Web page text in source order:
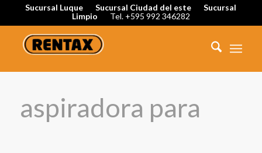
Sucursal Luque Sucursal Ciudad del este
Sucursal
Limpio
Tel. +595 992 346282
aspiradora para